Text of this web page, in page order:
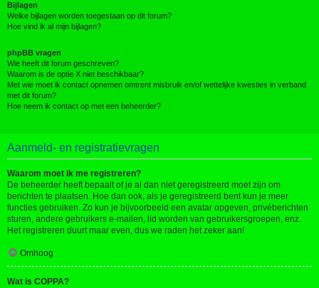
Bijlagen
Welke bijlagen worden toegestaan op dit forum?
Hoe vind ik al mijn bijlagen?
phpBB vragen
Wie heeft dit forum geschreven?
Waarom is de optie X niet beschikbaar?
Met wie moet ik contact opnemen omtrent misbruik en/of wettelijke kwesties in verband
met dit forum?
Hoe neem ik contact op met een beheerder?
Aanmeld- en registratievragen
Waarom moet ik me registreren?
De beheerder heeft bepaalt of je al dan niet geregistreerd moet zijn om
berichten te plaatsen. Hoe dan ook, als je geregistreerd bent kun je meer
functies gebruiken. Zo kun je bijvoorbeeld een avatar opgeven, privéberichten
sturen, andere gebruikers e-mailen, lid worden van gebruikersgroepen, enz.
Het registreren duurt maar even, dus we raden het zeker aan!
Omhoog
Wat is COPPA?